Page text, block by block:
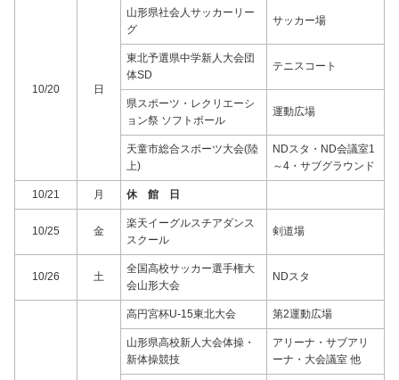
10/20 日
山形県社会人サッカーリー
グ
サッカー場
東北予選県中学新人大会団
体SD
テニスコート
県スポーツ・レクリエーシ
ョン祭 ソフトボール
運動広場
天童市総合スポーツ大会(陸
上)
NDスタ・ND会議室1
～4・サブグラウンド
10/21 月 休 館 日
10/25 金
楽天イーグルスチアダンス
スクール
剣道場
10/26 土
全国高校サッカー選手権大
会山形大会
NDスタ
高円宮杯U-15東北大会 第2運動広場
山形県高校新人大会体操・
新体操競技
アリーナ・サブアリ
ーナ・大会議室 他